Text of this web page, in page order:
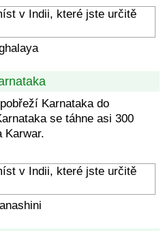
Karnataka do
se táhne asi 300
Karwar.